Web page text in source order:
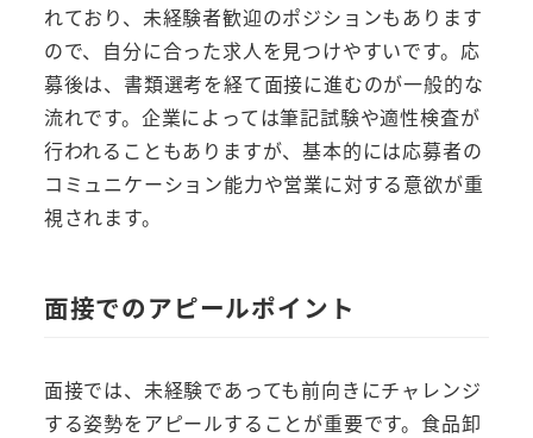
れており、未経験者歓迎のポジションもあります
ので、自分に合った求人を見つけやすいです。応
募後は、書類選考を経て面接に進むのが一般的な
流れです。企業によっては筆記試験や適性検査が
行われることもありますが、基本的には応募者の
コミュニケーション能力や営業に対する意欲が重
視されます。
面接でのアピールポイント
面接では、未経験であっても前向きにチャレンジ
する姿勢をアピールすることが重要です。食品卸